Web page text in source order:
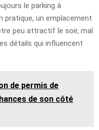
le parking à
pratique, un emplacement
peu attractif le soir, mal
détails qui influencent
de permis de
de son côté